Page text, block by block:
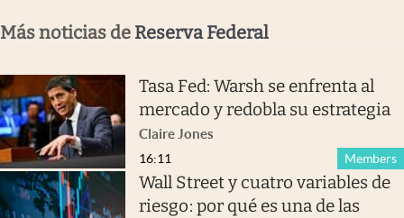
Más noticias de Reserva Federal
Tasa Fed: Warsh se enfrenta al
mercado y redobla su estrategia
Claire Jones
Members
16:11
Wall Street y cuatro variables de
riesgo: por qué es una de las